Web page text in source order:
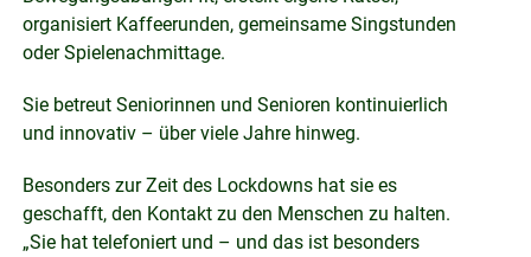
organisiert Kaffeerunden, gemeinsame Singstunden
oder Spielenachmittage.
Sie betreut Seniorinnen und Senioren kontinuierlich
und innovativ – über viele Jahre hinweg.
Besonders zur Zeit des Lockdowns hat sie es
geschafft, den Kontakt zu den Menschen zu halten.
„Sie hat telefoniert und – und das ist besonders